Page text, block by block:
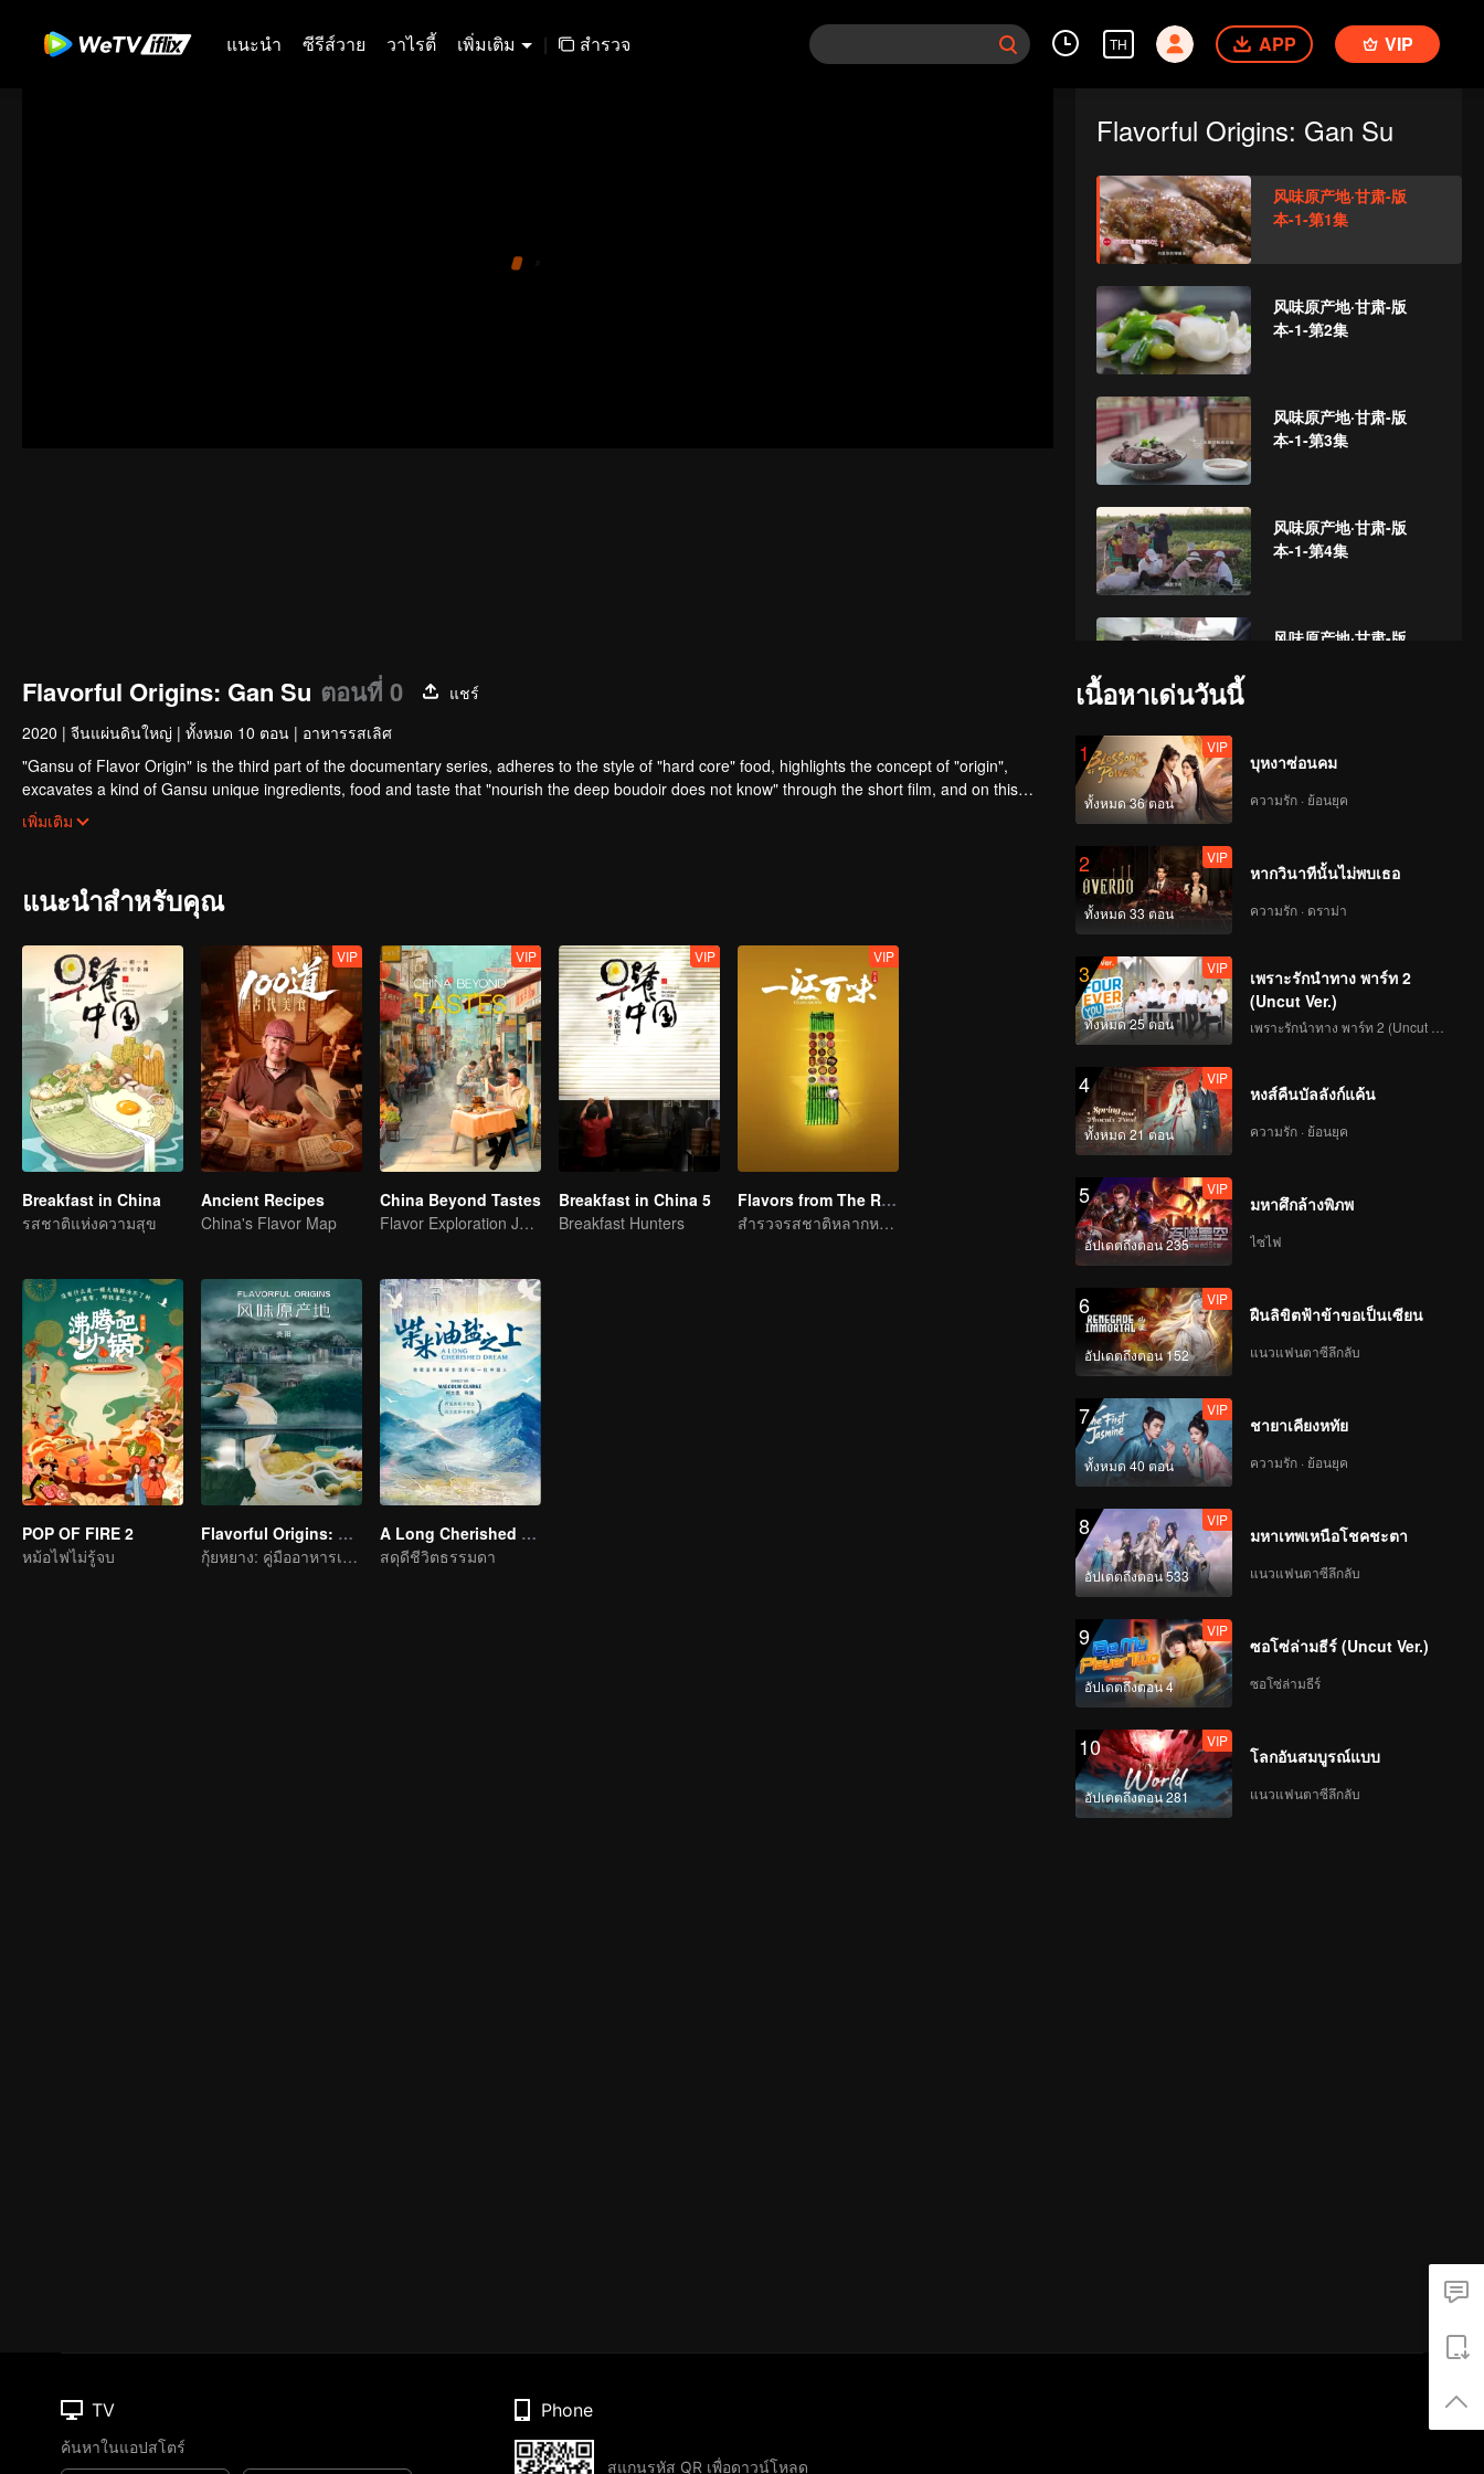
แนะนำ ซีรีส์วาย วาไรตี้ เพิ่มเติม | สำรวจ TH APP VIP
Flavorful Origins: Gan Su
风味原产地·甘肃-版
本-1-第1集
风味原产地·甘肃-版
本-1-第2集
风味原产地·甘肃-版
本-1-第3集
风味原产地·甘肃-版
本-1-第4集
风味原产地·甘肃-版
本-1-第6集
第7集：面筋_07
风味原产地·甘肃-版
本-1-第8集
本-1-第10集
Flavorful Origins: Gan Su ตอนที่ 0
แชร์
2020 | จีนแผ่นดินใหญ่ | ทั้งหมด 10 ตอน | อาหารรสเลิศ
"Gansu of Flavor Origin" is the third part of the documentary series, adheres to the style of "hard core" food, highlights the concept of "origin",
excavates a kind of Gansu unique ingredients, food and taste that "nourish the deep boudoir does not know" through the short film, and on this
basis, connects the desert, grassland and Danxia geomorphology, and experiences the most rich diet culture and the most yearning characteristic
เพิ่มเติม
แนะนำสำหรับคุณ
Breakfast in China
รสชาติแห่งความสุข
VIP
Ancient Recipes
China's Flavor Map
VIP
China Beyond Tastes
Flavor Exploration Journey of Chen Xiaoqing
VIP
Breakfast in China 5
Breakfast Hunters
VIP
Flavors from The River
สำรวจรสชาติหลากหลายริมแม่น้ำจื่อ
POP OF FIRE 2
หม้อไฟไม่รู้จบ
Flavorful Origins: Gui Yang
กุ้ยหยาง: คู่มืออาหารเลิศรส
A Long Cherished Dream
สดุดีชีวิตธรรมดา
เนื้อหาเด่นวันนี้
1
ทั้งหมด 36 ตอน
VIP
บุหงาซ่อนคม
ความรัก · ย้อนยุค
2
ทั้งหมด 33 ตอน
VIP
หากวินาทีนั้นไม่พบเธอ
ความรัก · ดราม่า
3
ทั้งหมด 25 ตอน
VIP
เพราะรักนำทาง พาร์ท 2
(Uncut Ver.)
4
ทั้งหมด 21 ตอน
VIP
หงส์คืนบัลลังก์แค้น
ความรัก · ย้อนยุค
5
อัปเดตถึงตอน 235
VIP
มหาศึกล้างพิภพ
ไซไฟ
6
อัปเดตถึงตอน 152
VIP
ฝืนลิขิตฟ้าข้าขอเป็นเซียน
แนวแฟนตาซีลึกลับ
7
ทั้งหมด 40 ตอน
VIP
ชายาเคียงหทัย
ความรัก · ย้อนยุค
8
อัปเดตถึงตอน 533
VIP
มหาเทพเหนือโชคชะตา
แนวแฟนตาซีลึกลับ
9
อัปเดตถึงตอน 4
VIP
ซอโซ่ล่ามธีร์ (Uncut Ver.)
ซอโซ่ล่ามธีร์
10
อัปเดตถึงตอน 281
VIP
โลกอันสมบูรณ์แบบ
แนวแฟนตาซีลึกลับ
TV
ค้นหาในแอปสโตร์
Phone
สแกนรหัส QR เพื่อดาวน์โหลด